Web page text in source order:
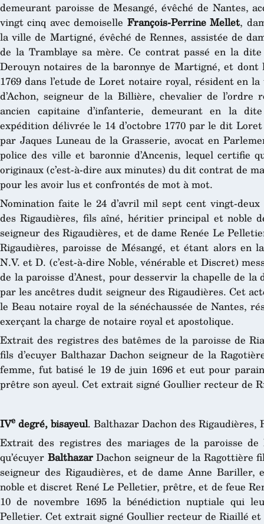
demeurant paroisse de Mesangé, évêché de Nantes,
vingt cinq avec demoiselle François-Perrine Mellet,
la ville de Martigné, évêché de Rennes, assistée de
de la Tramblaye sa mère. Ce contrat passé en la
Derouyn notaires de la baronnye de Martigné, et
1769 dans l’etude de Loret notaire royal, résident en
d’Achon, seigneur de la Billière, chevalier de
ancien capitaine d’infanterie, demeurant en la
expédition délivrée le 14 d’octobre 1770 par le dit
par Jaques Luneau de la Grasserie, avocat en
police des ville et baronnie d’Ancenis, lequel certifie
originaux (c’est-à-dire aux minutes) du dit contrat de
pour les avoir lus et confrontés de mot à mot.
Nomination faite le 24 d’avril mil sept cent vingt-deux
des Rigaudières, fils aîné, héritier principal et noble
seigneur des Rigaudières, et de dame Renée Le
Rigaudières, paroisse de Mésangé, et étant alors en
N.V. et D. (c’est-à-dire Noble, vénérable et Discret)
de la paroisse d’Anest, pour desservir la chapelle de la
par les ancêtres dudit seigneur des Rigaudières. Cet
le Beau notaire royal de la sénéchaussée de Nantes,
exerçant la charge de notaire royal et apostolique.
Extrait des registres des batêmes de la paroisse de
fils d’ecuyer Balthazar Dachon seigneur de la
femme, fut batisé le 19 de juin 1696 et eut pour
prêtre son ayeul. Cet extrait signé Goullier recteur de
IVe degré, bisayeul. Balthazar Dachon des Rigaudières,
Extrait des registres des mariages de la paroisse
qu’écuyer BalthazarDachon seigneur de la Ragottière
seigneur des Rigaudières, et de dame Anne Bariller,
noble et discret René Le Pelletier, prêtre, et de feue
10 de novembre 1695 la bénédiction nuptiale qui
Pelletier. Cet extrait signé Goullier recteur de Riaillé et